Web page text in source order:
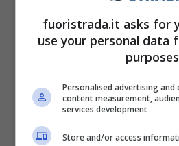
L’affidabilità è un fattore
che i prezzi di acquisto
nettamente aumentati
lo stesso discorso vale per
fuoristrada.it asks for
use your personal data
Personalised advertising
content measurement,
services development
Store and/or access